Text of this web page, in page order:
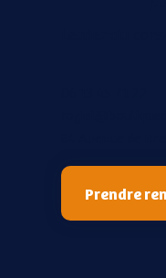
Prendre